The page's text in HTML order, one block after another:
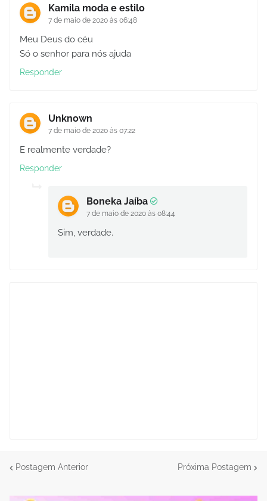
Kamila moda e estilo
7 de maio de 2020 às 06:48
Meu Deus do céu
Só o senhor para nós ajuda
Responder
Unknown
7 de maio de 2020 às 07:22
E realmente verdade?
Responder
Boneka Jaíba
7 de maio de 2020 às 08:44
Sim, verdade.
Postagem Anterior Próxima Postagem